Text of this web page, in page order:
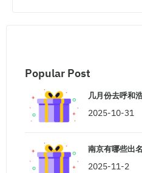
Popular Post
几月份去呼和
2025-10-31
南京有哪些出
2025-11-2